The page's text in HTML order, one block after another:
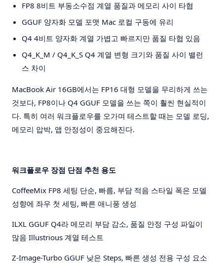
FP8 8비트 부동소수점 계열 품질과 메모리 사이 타협
GGUF 양자화 모델 포맷 Mac 로컬 구동에 유리
Q4 4비트 양자화 계열 가볍고 빠르지만 품질 타협 있음
Q4_K_M / Q4_K_S Q4 계열 변형 크기와 품질 사이 밸런
스 차이
MacBook Air 16GB에서는 FP16 대형 모델을 무리하게 쓰는
것보다, FP8이나 Q4 GGUF 모델을 쓰는 쪽이 훨씬 현실적이
다. 특히 여러 워크플로우를 오가며 테스트할 때는 모델 로딩,
메모리 압박, 앱 안정성이 중요해진다.
워크플로우 장점 단점 추천 용도
CoffeeMix FP8 세팅 단순, 빠름, 부담 적음 스타일 폭은 모델
성향에 좌우 첫 세팅, 빠른 애니풍 생성
ILXL GGUF Q4라 메모리 부담 감소, 품질 안정 구성 파일이
많음 Illustrious 계열 테스트
Z-Image-Turbo GGUF 낮은 Steps, 빠른 생성 전용 구성 요소